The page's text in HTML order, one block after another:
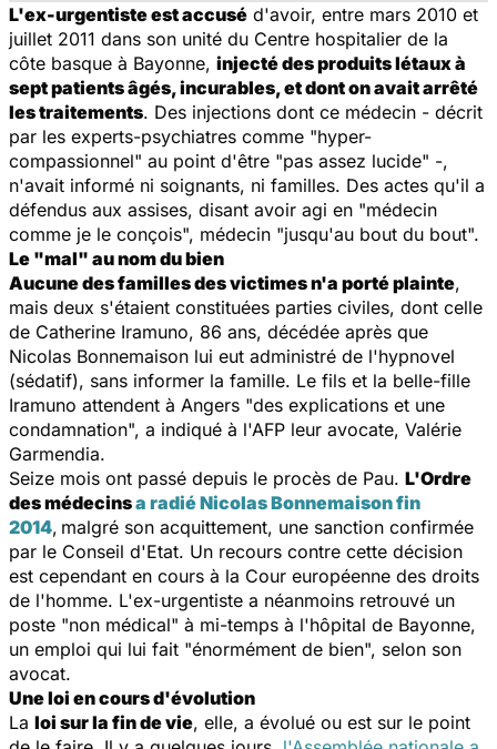
L'ex-urgentiste est accusé d'avoir, entre mars 2010 et
juillet 2011 dans son unité du Centre hospitalier de la
côte basque à Bayonne, injecté des produits létaux à
sept patients âgés, incurables, et dont on avait arrêté
les traitements. Des injections dont ce médecin - décrit
par les experts-psychiatres comme "hyper-
compassionnel" au point d'être "pas assez lucide" -,
n'avait informé ni soignants, ni familles. Des actes qu'il a
défendus aux assises, disant avoir agi en "médecin
comme je le conçois", médecin "jusqu'au bout du bout".
Le "mal" au nom du bien
Aucune des familles des victimes n'a porté plainte,
mais deux s'étaient constituées parties civiles, dont celle
de Catherine Iramuno, 86 ans, décédée après que
Nicolas Bonnemaison lui eut administré de l'hypnovel
(sédatif), sans informer la famille. Le fils et la belle-fille
Iramuno attendent à Angers "des explications et une
condamnation", a indiqué à l'AFP leur avocate, Valérie
Garmendia.
Seize mois ont passé depuis le procès de Pau. L'Ordre
des médecinsa radié Nicolas Bonnemaison fin
2014, malgré son acquittement, une sanction confirmée
par le Conseil d'Etat. Un recours contre cette décision
est cependant en cours à la Cour européenne des droits
de l'homme. L'ex-urgentiste a néanmoins retrouvé un
poste "non médical" à mi-temps à l'hôpital de Bayonne,
un emploi qui lui fait "énormément de bien", selon son
avocat.
Une loi en cours d'évolution
La loi sur la fin de vie, elle, a évolué ou est sur le point